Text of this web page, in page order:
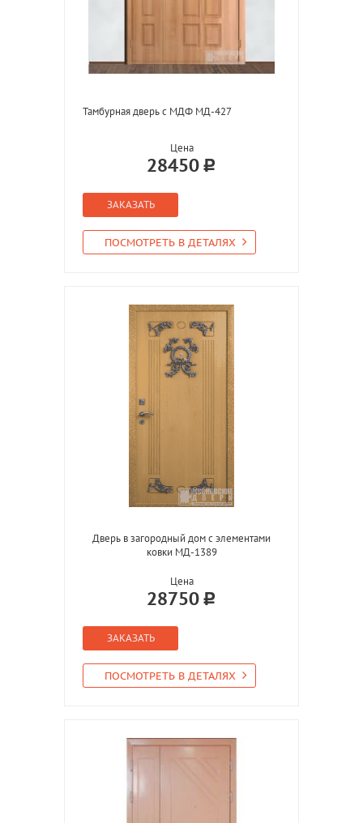
Тамбурная дверь с МДФ МД-427
Цена
28450
ЗАКАЗАТЬ
ПОСМОТРЕТЬ В ДЕТАЛЯХ
Дверь в загородный дом с элементами
ковки МД-1389
Цена
28750
ЗАКАЗАТЬ
ПОСМОТРЕТЬ В ДЕТАЛЯХ